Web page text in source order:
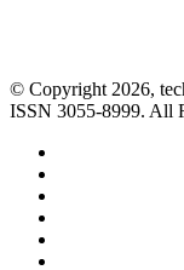
© Copyright 2026,
ISSN 3055-8999. All